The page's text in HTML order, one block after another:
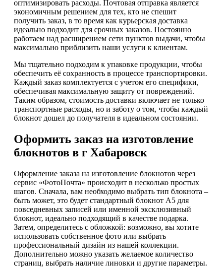
оптимизировать расходы. Почтовая отправка является
экономичным решением для тех, кто не спешит
получить заказ, в то время как курьерская доставка
идеально подходит для срочных заказов. Постоянно
работаем над расширением сети пунктов выдачи, чтобы
максимально приблизить наши услуги к клиентам.
Мы тщательно подходим к упаковке продукции, чтобы
обеспечить её сохранность в процессе транспортировки.
Каждый заказ комплектуется с учетом его специфики,
обеспечивая максимальную защиту от повреждений.
Таким образом, стоимость доставки включает не только
транспортные расходы, но и заботу о том, чтобы каждый
блокнот дошел до получателя в идеальном состоянии.
Оформить заказ на изготовление
блокнотов в г Хабаровск
Оформление заказа на изготовление блокнотов через
сервис «ФотоПочта» происходит в несколько простых
шагов. Сначала, вам необходимо выбрать тип блокнота –
быть может, это будет стандартный блокнот А5 для
повседневных записей или именной эксклюзивный
блокнот, идеально подходящий в качестве подарка.
Затем, определитесь с обложкой: возможно, вы хотите
использовать собственное фото или выбрать
профессиональный дизайн из нашей коллекции.
Дополнительно можно указать желаемое количество
страниц, выбрать наличие линовки и другие параметры.